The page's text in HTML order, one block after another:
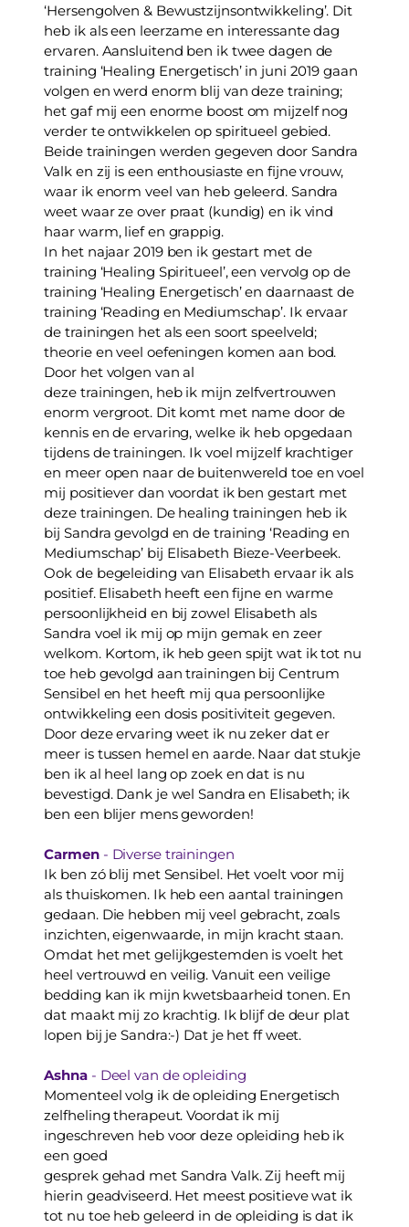
‘Hersengolven & Bewustzijnsontwikkeling’. Dit
heb ik als een leerzame en interessante dag
ervaren. Aansluitend ben ik twee dagen de
training ‘Healing Energetisch’ in juni 2019 gaan
volgen en werd enorm blij van deze training;
het gaf mij een enorme boost om mijzelf nog
verder te ontwikkelen op spiritueel gebied.
Beide trainingen werden gegeven door Sandra
Valk en zij is een enthousiaste en fijne vrouw,
waar ik enorm veel van heb geleerd. Sandra
weet waar ze over praat (kundig) en ik vind
haar warm, lief en grappig.
In het najaar 2019 ben ik gestart met de
training ‘Healing Spiritueel’, een vervolg op de
training ‘Healing Energetisch’ en daarnaast de
training ‘Reading en Mediumschap’. Ik ervaar
de trainingen het als een soort speelveld;
theorie en veel oefeningen komen aan bod.
Door het volgen van al
deze trainingen, heb ik mijn zelfvertrouwen
enorm vergroot. Dit komt met name door de
kennis en de ervaring, welke ik heb opgedaan
tijdens de trainingen. Ik voel mijzelf krachtiger
en meer open naar de buitenwereld toe en voel
mij positiever dan voordat ik ben gestart met
deze trainingen. De healing trainingen heb ik
bij Sandra gevolgd en de training ‘Reading en
Mediumschap’ bij Elisabeth Bieze-Veerbeek.
Ook de begeleiding van Elisabeth ervaar ik als
positief. Elisabeth heeft een fijne en warme
persoonlijkheid en bij zowel Elisabeth als
Sandra voel ik mij op mijn gemak en zeer
welkom. Kortom, ik heb geen spijt wat ik tot nu
toe heb gevolgd aan trainingen bij Centrum
Sensibel en het heeft mij qua persoonlijke
ontwikkeling een dosis positiviteit gegeven.
Door deze ervaring weet ik nu zeker dat er
meer is tussen hemel en aarde. Naar dat stukje
ben ik al heel lang op zoek en dat is nu
bevestigd. Dank je wel Sandra en Elisabeth; ik
ben een blijer mens geworden!
Carmen - Diverse trainingen
Ik ben zó blij met Sensibel. Het voelt voor mij
als thuiskomen. Ik heb een aantal trainingen
gedaan. Die hebben mij veel gebracht, zoals
inzichten, eigenwaarde, in mijn kracht staan.
Omdat het met gelijkgestemden is voelt het
heel vertrouwd en veilig. Vanuit een veilige
bedding kan ik mijn kwetsbaarheid tonen. En
dat maakt mij zo krachtig. Ik blijf de deur plat
lopen bij je Sandra:-) Dat je het ff weet.
Ashna - Deel van de opleiding
Momenteel volg ik de opleiding Energetisch
zelfheling therapeut. Voordat ik mij
ingeschreven heb voor deze opleiding heb ik
een goed
gesprek gehad met Sandra Valk. Zij heeft mij
hierin geadviseerd. Het meest positieve wat ik
tot nu toe heb geleerd in de opleiding is dat ik